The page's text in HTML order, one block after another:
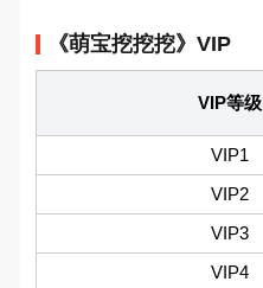
《萌宝挖挖挖》VIP
VIP等级
VIP1
VIP2
VIP3
VIP4